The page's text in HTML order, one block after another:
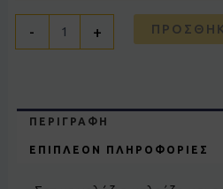
- +
ΠΕΡΙΓΡΑΦΉ
ΕΠΙΠΛΈΟΝ ΠΛΗΡΟΦΟΡΊΕΣ